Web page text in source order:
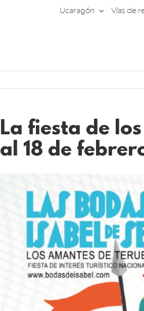
Ucaragón Vías de
La fiesta de
al 18 de
imagen
grande